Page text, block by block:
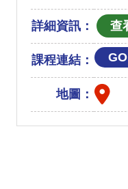
詳細資訊：
課程連結： GO
地圖：